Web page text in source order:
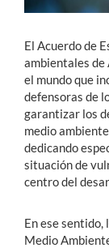
El Acuerdo de
ambientales de
el mundo que
defensoras de
garantizar los
medio
dedicando
situación de
centro del
En ese
Medio